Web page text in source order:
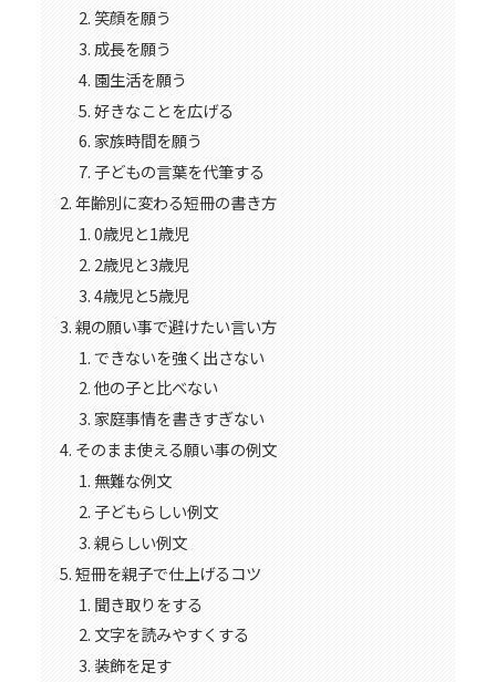
笑顔を願う
成長を願う
園生活を願う
好きなことを広げる
家族時間を願う
子どもの言葉を代筆する
年齢別に変わる短冊の書き方
0歳児と1歳児
2歳児と3歳児
4歳児と5歳児
親の願い事で避けたい言い方
できないを強く出さない
他の子と比べない
家庭事情を書きすぎない
そのまま使える願い事の例文
無難な例文
子どもらしい例文
親らしい例文
短冊を親子で仕上げるコツ
聞き取りをする
文字を読みやすくする
装飾を足す